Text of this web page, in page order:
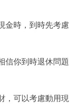
金時，到時先考慮
信你到時退休問題
，可以考慮動用現